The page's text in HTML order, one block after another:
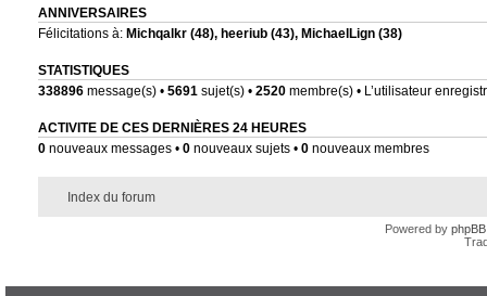
ANNIVERSAIRES
Félicitations à: Michqalkr(48), heeriub(43), MichaelLign(38)
STATISTIQUES
338896message(s) • 5691sujet(s) • 2520membre(s) • L’utilisateur
ACTIVITE DE CES DERNIÈRES 24 HEURES
0nouveaux messages • 0nouveaux sujets • 0nouveaux membres
Index du forum
Powered by phpBB